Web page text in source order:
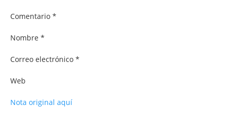
Comentario *
Nombre *
Correo electrónico *
Web
Nota original aquí